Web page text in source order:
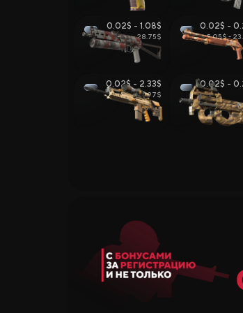
Новые Сайты
Продажа
Все Сайты
0.02$ - 1.08$
28.75$
0.02$ -
5.05$ -
0.02$ - 2.33$
10.97$
0.02$ -